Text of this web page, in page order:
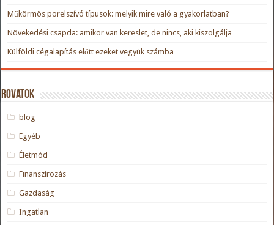
Műkörmös porelszívó típusok: melyik mire való a gyakorlatban?
Növekedési csapda: amikor van kereslet, de nincs, aki kiszolgálja
Külföldi cégalapítás előtt ezeket vegyük számba
Rovatok
blog
Egyéb
Életmód
Finanszírozás
Gazdaság
Ingatlan